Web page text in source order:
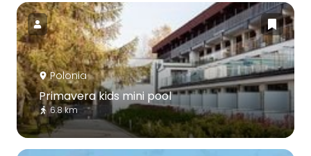
Polonia
Primavera kids mini pool
6.8 km